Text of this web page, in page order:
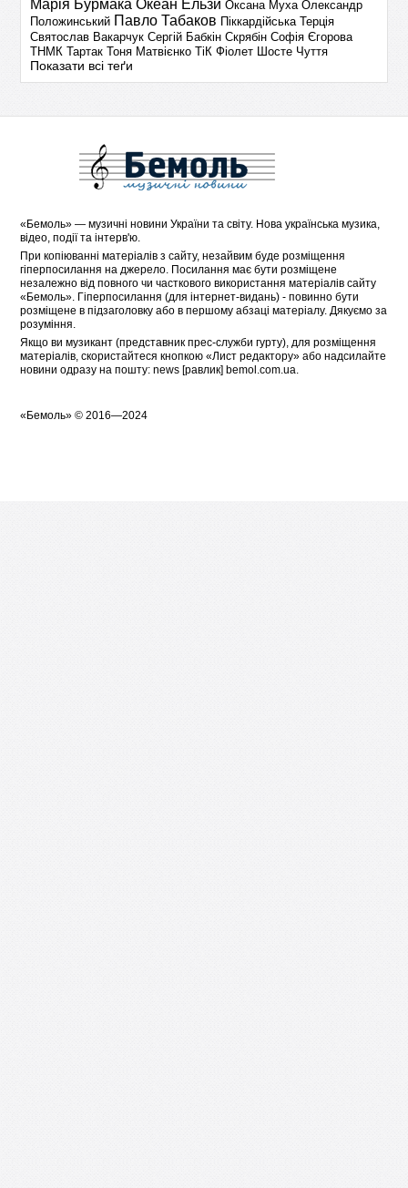
Марія Бурмака Океан Ельзи Оксана Муха Олександр
Положинський Павло Табаков Піккардійська Терція
Святослав Вакарчук Сергій Бабкін Скрябін Софія Єгорова
ТНМК Тартак Тоня Матвієнко ТіК Фіолет Шосте Чуття
Показати всі теґи
« Бемоль» — музичні новини України та світу. Нова українська музика,
відео, події та інтерв'ю.
При копіюванні матеріалів з сайту, незайвим буде розміщення
гіперпосилання на джерело. Посилання має бути розміщене
незалежно від повного чи часткового використання матеріалів сайту
«Бемоль». Гіперпосилання (для інтернет-видань) - повинно бути
розміщене в підзаголовку або в першому абзаці матеріалу. Дякуємо за
розуміння.
Якщо ви музикант (представник прес-служби гурту), для розміщення
матеріалів, скористайтеся кнопкою «Лист редактору» або надсилайте
новини одразу на пошту: news [равлик] bemol.com.ua.
« Бемоль» © 2016—2024